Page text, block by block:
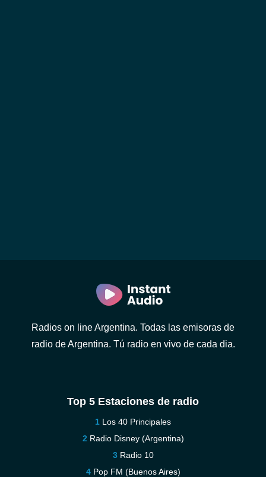
Radios on line Argentina. Todas las emisoras de
radio de Argentina. Tú radio en vivo de cada dia.
Top 5 Estaciones de radio
Los 40 Principales
Radio Disney (Argentina)
Radio 10
Pop FM (Buenos Aires)